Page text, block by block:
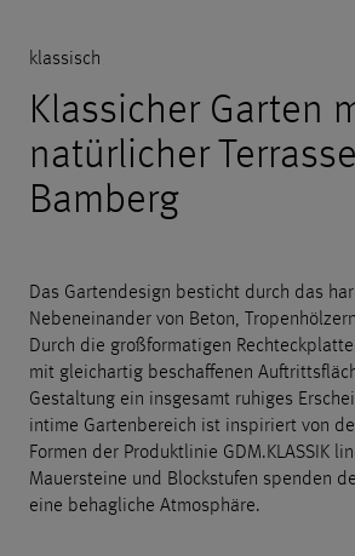
klassisch
Klassicher Garten
natürlicher
Bamberg
Das Gartendesign besticht durch das
Nebeneinander von Beton,
Durch die großformatigen
mit gleichartig beschaffenen
Gestaltung ein insgesamt ruhiges
intime Gartenbereich ist inspiriert von
Formen der Produktlinie GDM.KLASSIK
Mauersteine und Blockstufen spenden
eine behagliche Atmosphäre.